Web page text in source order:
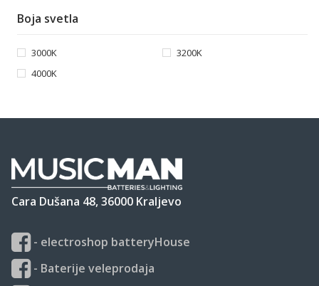
Boja svetla
3000K
3200K
4000K
Cara Dušana 48, 36000 Kraljevo
- electroshop batteryHouse
- Baterije veleprodaja